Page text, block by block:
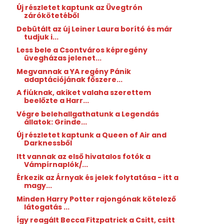
Új részletet kaptunk az Üvegtrón
zárókötetéből
Debütált az új Leiner Laura borító és már
tudjuk i...
Less bele a Csontváros képregény
üvegházas jelenet...
Megvannak a YA regény Pánik
adaptációjának főszere...
A fiúknak, akiket valaha szerettem
beelőzte a Harr...
Végre belehallgathatunk a Legendás
állatok: Grinde...
Új részletet kaptunk a Queen of Air and
Darknessből
Itt vannak az első hivatalos fotók a
Vámpírnaplók/...
Érkezik az Árnyak és jelek folytatása - itt a
magy...
Minden Harry Potter rajongónak kötelező
látogatás ...
Így reagált Becca Fitzpatrick a Csitt, csitt